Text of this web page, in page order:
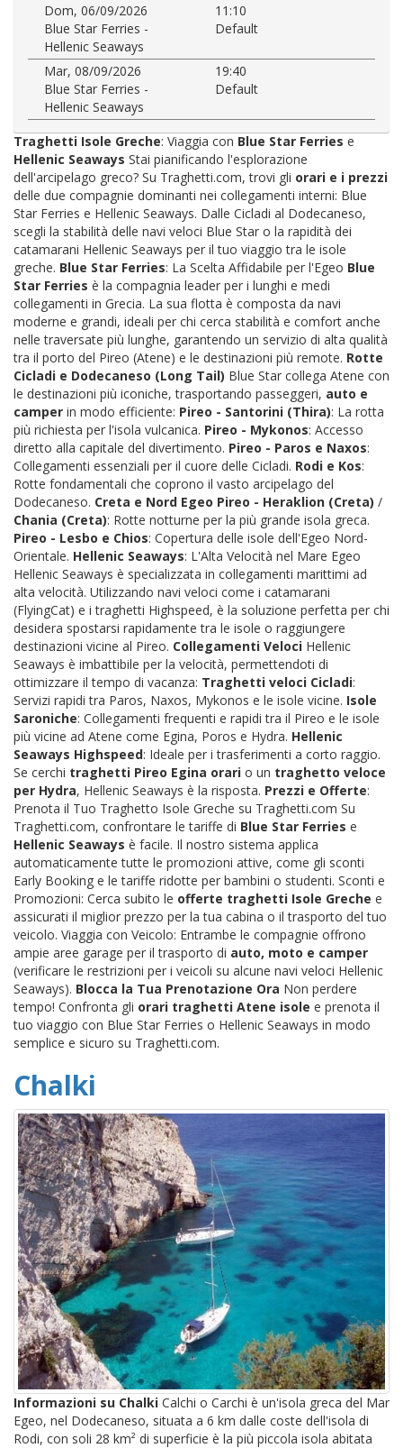
Dom, 06/09/2026
11:10
Blue Star Ferries -
Hellenic Seaways
Default
Mar, 08/09/2026
19:40
Blue Star Ferries -
Hellenic Seaways
Default
Traghetti Isole Greche: Viaggia con Blue Star Ferries e
Hellenic Seaways Stai pianificando l'esplorazione
dell'arcipelago greco? Su Traghetti.com, trovi gli orari e i prezzi
delle due compagnie dominanti nei collegamenti interni: Blue
Star Ferries e Hellenic Seaways. Dalle Cicladi al Dodecaneso,
scegli la stabilità delle navi veloci Blue Star o la rapidità dei
catamarani Hellenic Seaways per il tuo viaggio tra le isole
greche. Blue Star Ferries: La Scelta Affidabile per l'Egeo Blue
Star Ferries è la compagnia leader per i lunghi e medi
collegamenti in Grecia. La sua flotta è composta da navi
moderne e grandi, ideali per chi cerca stabilità e comfort anche
nelle traversate più lunghe, garantendo un servizio di alta qualità
tra il porto del Pireo (Atene) e le destinazioni più remote. Rotte
Cicladi e Dodecaneso (Long Tail) Blue Star collega Atene con
le destinazioni più iconiche, trasportando passeggeri, auto e
camper in modo efficiente: Pireo - Santorini (Thira): La rotta
più richiesta per l'isola vulcanica. Pireo - Mykonos: Accesso
diretto alla capitale del divertimento. Pireo - Paros e Naxos:
Collegamenti essenziali per il cuore delle Cicladi. Rodi e Kos:
Rotte fondamentali che coprono il vasto arcipelago del
Dodecaneso. Creta e Nord Egeo Pireo - Heraklion (Creta) /
Chania (Creta): Rotte notturne per la più grande isola greca.
Pireo - Lesbo e Chios: Copertura delle isole dell'Egeo Nord-
Orientale. Hellenic Seaways: L'Alta Velocità nel Mare Egeo
Hellenic Seaways è specializzata in collegamenti marittimi ad
alta velocità. Utilizzando navi veloci come i catamarani
(FlyingCat) e i traghetti Highspeed, è la soluzione perfetta per chi
desidera spostarsi rapidamente tra le isole o raggiungere
destinazioni vicine al Pireo. Collegamenti Veloci Hellenic
Seaways è imbattibile per la velocità, permettendoti di
ottimizzare il tempo di vacanza: Traghetti veloci Cicladi:
Servizi rapidi tra Paros, Naxos, Mykonos e le isole vicine. Isole
Saroniche: Collegamenti frequenti e rapidi tra il Pireo e le isole
più vicine ad Atene come Egina, Poros e Hydra. Hellenic
Seaways Highspeed: Ideale per i trasferimenti a corto raggio.
Se cerchi traghetti Pireo Egina orari o un traghetto veloce
per Hydra, Hellenic Seaways è la risposta. Prezzi e Offerte:
Prenota il Tuo Traghetto Isole Greche su Traghetti.com Su
Traghetti.com, confrontare le tariffe di Blue Star Ferries e
Hellenic Seaways è facile. Il nostro sistema applica
automaticamente tutte le promozioni attive, come gli sconti
Early Booking e le tariffe ridotte per bambini o studenti. Sconti e
Promozioni: Cerca subito le offerte traghetti Isole Greche e
assicurati il miglior prezzo per la tua cabina o il trasporto del tuo
veicolo. Viaggia con Veicolo: Entrambe le compagnie offrono
ampie aree garage per il trasporto di auto, moto e camper
(verificare le restrizioni per i veicoli su alcune navi veloci Hellenic
Seaways). Blocca la Tua Prenotazione Ora Non perdere
tempo! Confronta gli orari traghetti Atene isole e prenota il
tuo viaggio con Blue Star Ferries o Hellenic Seaways in modo
semplice e sicuro su Traghetti.com.
Chalki
Informazioni su Chalki Calchi o Carchi è un'isola greca del Mar
Egeo, nel Dodecaneso, situata a 6 km dalle coste dell'isola di
Rodi, con soli 28 km² di superficie è la più piccola isola abitata